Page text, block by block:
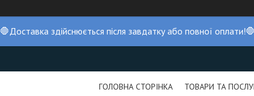
🛑Доставка здійснюється після завдатку або повної оплати!🛑
ГОЛОВНА СТОРІНКА ТОВАРИ ТА